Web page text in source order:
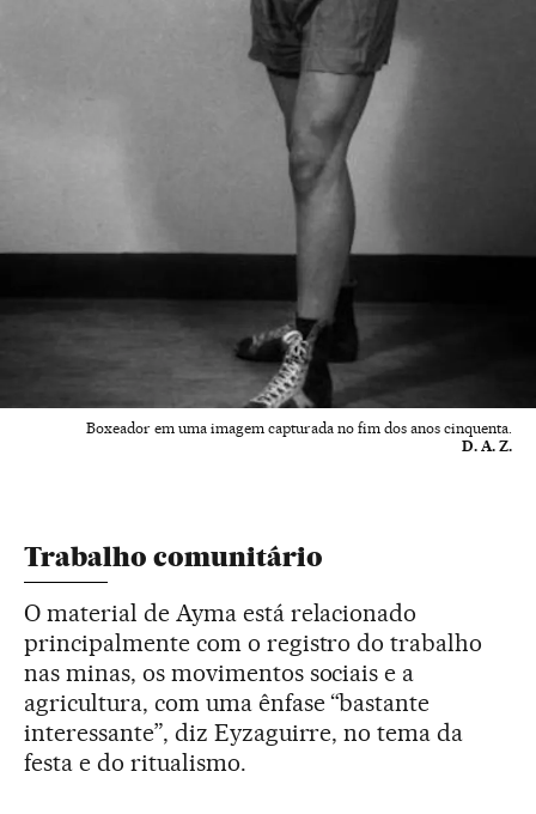
Boxeador em uma imagem capturada no fim dos anos cinquenta.
D. A. Z.
Trabalho comunitário
O material de Ayma está relacionado
principalmente com o registro do trabalho
nas minas, os movimentos sociais e a
agricultura, com uma ênfase “bastante
interessante”, diz Eyzaguirre, no tema da
festa e do ritualismo.